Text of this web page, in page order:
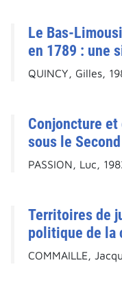
Le Bas-
en 1789 : une
QUINCY, Gilles,
Conjoncture
sous le
PASSION, Luc,
Territoires de
politique de la
COMMAILLE,